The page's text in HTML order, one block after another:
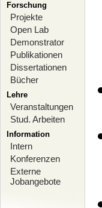
Forschung
Projekte
Open Lab
Demonstrator
Publikationen
Dissertationen
Bücher
Lehre
Veranstaltungen
Stud. Arbeiten
Information
Intern
Konferenzen
Externe
Jobangebote